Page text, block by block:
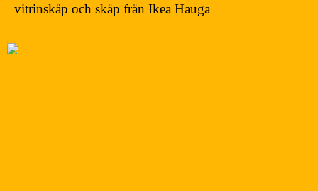
vitrinskåp och skåp från Ikea Hauga